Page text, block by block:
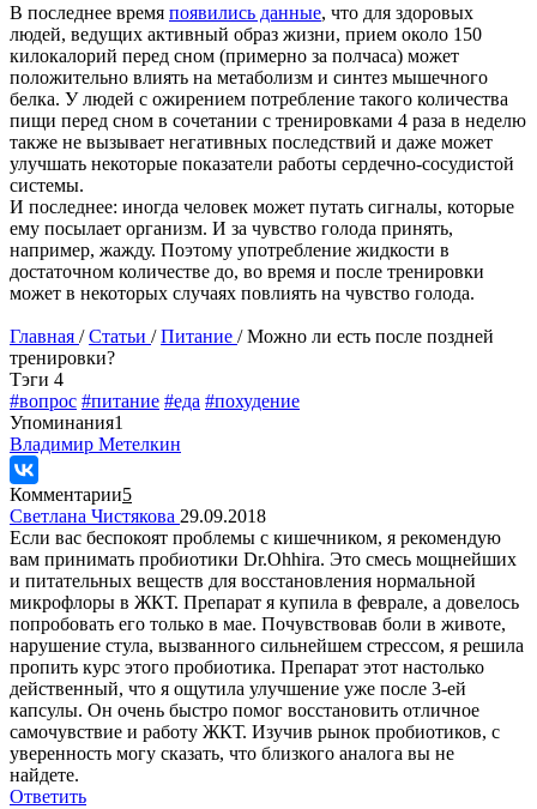
В последнее время появились данные, что для здоровых
людей, ведущих активный образ жизни, прием около 150
килокалорий перед сном (примерно за полчаса) может
положительно влиять на метаболизм и синтез мышечного
белка. У людей с ожирением потребление такого количества
пищи перед сном в сочетании с тренировками 4 раза в неделю
также не вызывает негативных последствий и даже может
улучшать некоторые показатели работы сердечно-сосудистой
системы.
И последнее: иногда человек может путать сигналы, которые
ему посылает организм. И за чувство голода принять,
например, жажду. Поэтому употребление жидкости в
достаточном количестве до, во время и после тренировки
может в некоторых случаях повлиять на чувство голода.
Главная /Статьи /Питание /Можно ли есть после поздней
тренировки?
Tэги 4
#вопрос #питание #еда #похудение
Упоминания1
Владимир Метелкин
Комментарии5
Светлана Чистякова 29.09.2018
Если вас беспокоят проблемы с кишечником, я рекомендую
вам принимать пробиотики Dr.Ohhira. Это смесь мощнейших
и питательных веществ для восстановления нормальной
микрофлоры в ЖКТ. Препарат я купила в феврале, а довелось
попробовать его только в мае. Почувствовав боли в животе,
нарушение стула, вызванного сильнейшем стрессом, я решила
пропить курс этого пробиотика. Препарат этот настолько
действенный, что я ощутила улучшение уже после 3-ей
капсулы. Он очень быстро помог восстановить отличное
самочувствие и работу ЖКТ. Изучив рынок пробиотиков, с
уверенность могу сказать, что близкого аналога вы не
найдете.
Ответить